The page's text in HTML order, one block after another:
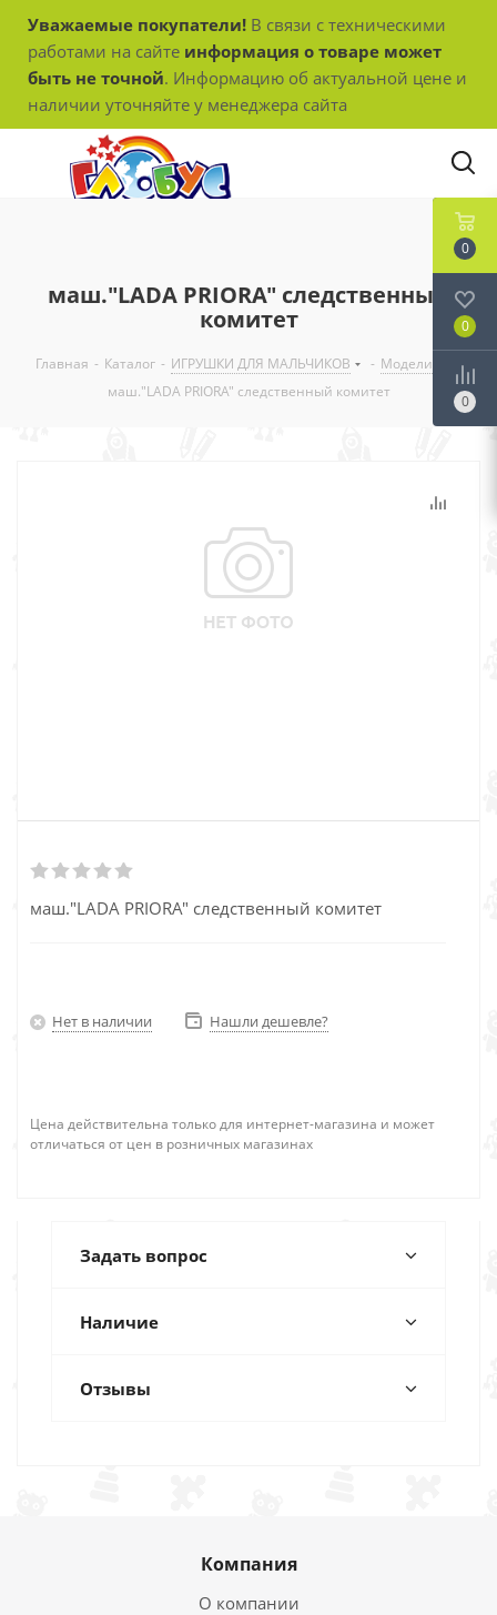
Уважаемые покупатели! В связи с техническими
работами на сайте информация о товаре может
быть не точной. Информацию об актуальной цене и
наличии уточняйте у менеджера сайта
маш."LADA PRIORA" следственный
комитет
Главная - Каталог - ИГРУШКИ ДЛЯ МАЛЬЧИКОВ - Модели
маш."LADA PRIORA" следственный комитет
маш."LADA PRIORA" следственный комитет
Нет в наличии Нашли дешевле?
Цена действительна только для интернет-магазина и может
отличаться от цен в розничных магазинах
Задать вопрос
Наличие
Отзывы
Компания
О компании
0
0
0